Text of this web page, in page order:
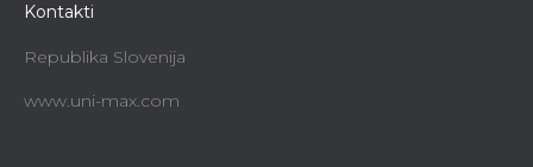
Kontakti
Republika Slovenija
www.uni-max.com